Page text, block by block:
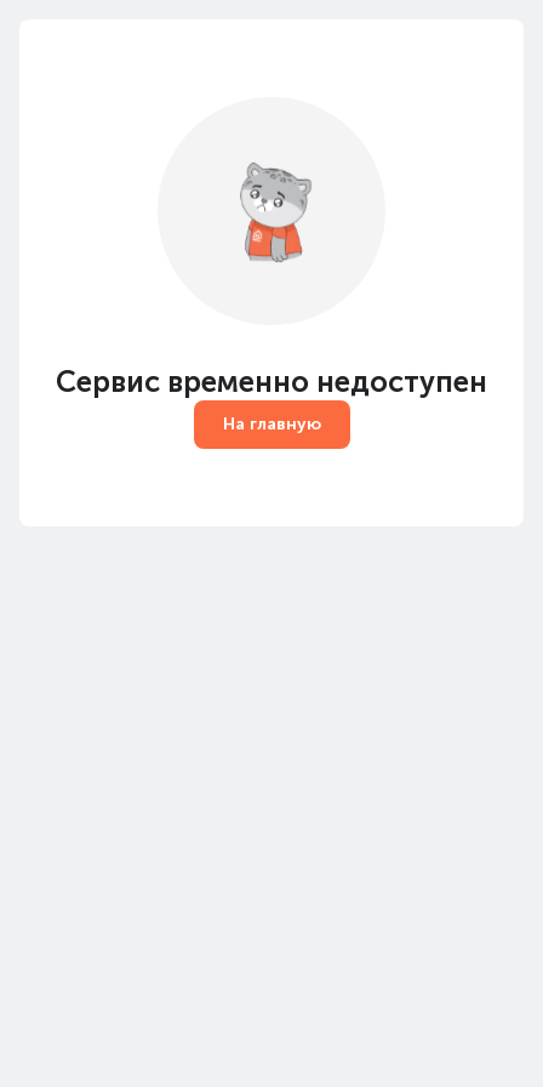
Сервис временно недоступен
На главную